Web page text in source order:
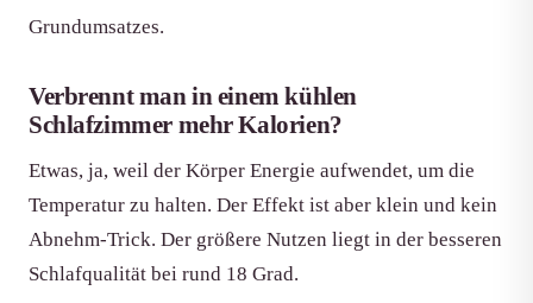
Grundumsatzes.
Verbrennt man in einem kühlen
Schlafzimmer mehr Kalorien?
Etwas, ja, weil der Körper Energie aufwendet, um die
Temperatur zu halten. Der Effekt ist aber klein und kein
Abnehm-Trick. Der größere Nutzen liegt in der besseren
Schlafqualität bei rund 18 Grad.